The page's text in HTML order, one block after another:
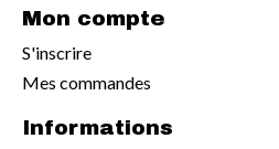
Mon compte
S'inscrire
Mes commandes
Informations